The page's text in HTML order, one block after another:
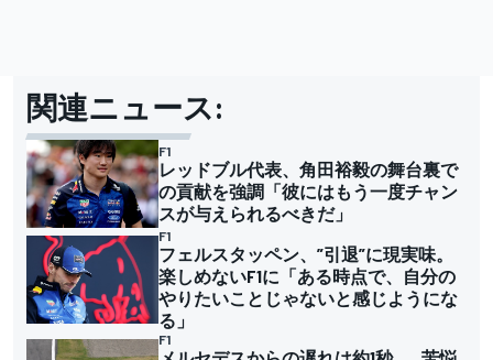
関連ニュース:
F1
レッドブル代表、角田裕毅の舞台裏で
の貢献を強調「彼にはもう一度チャン
スが与えられるべきだ」
F1
フェルスタッペン、”引退”に現実味。
楽しめないF1に「ある時点で、自分の
やりたいことじゃないと感じようにな
る」
F1